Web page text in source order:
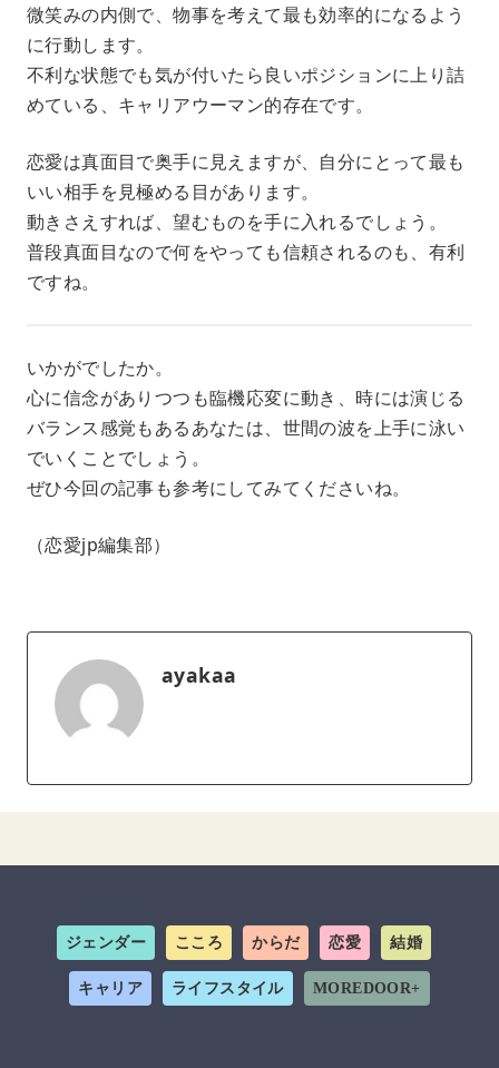
微笑みの内側で、物事を考えて最も効率的になるよう
に行動します。
不利な状態でも気が付いたら良いポジションに上り詰
めている、キャリアウーマン的存在です。
恋愛は真面目で奥手に見えますが、自分にとって最も
いい相手を見極める目があります。
動きさえすれば、望むものを手に入れるでしょう。
普段真面目なので何をやっても信頼されるのも、有利
ですね。
いかがでしたか。
心に信念がありつつも臨機応変に動き、時には演じる
バランス感覚もあるあなたは、世間の波を上手に泳い
でいくことでしょう。
ぜひ今回の記事も参考にしてみてくださいね。
（恋愛jp編集部）
ayakaa
ジェンダー こころ からだ 恋愛 結婚
キャリア ライフスタイル MOREDOOR+